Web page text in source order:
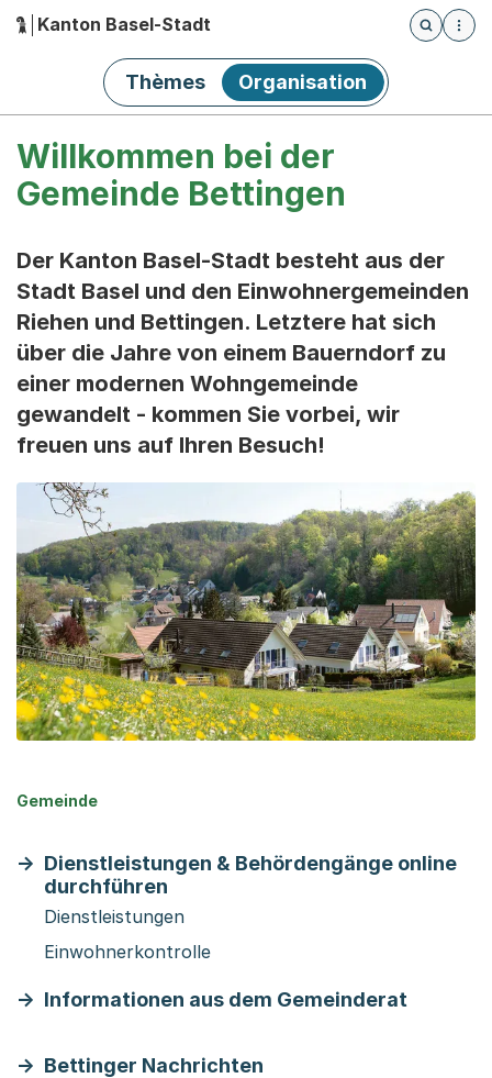
Hauptnavigation
Kanton Basel-Stadt
Öffnet
Thèmes Organisation
Willkommen bei der
Gemeinde Bettingen
Der Kanton Basel-Stadt besteht aus der
Stadt Basel und den Einwohnergemeinden
Riehen und Bettingen. Letztere hat sich
über die Jahre von einem Bauerndorf zu
einer modernen Wohngemeinde
gewandelt - kommen Sie vorbei, wir
freuen uns auf Ihren Besuch!
Gemeinde
Dienstleistungen & Behördengänge online
durchführen
Dienstleistungen
Einwohnerkontrolle
Informationen aus dem Gemeinderat
Bettinger Nachrichten